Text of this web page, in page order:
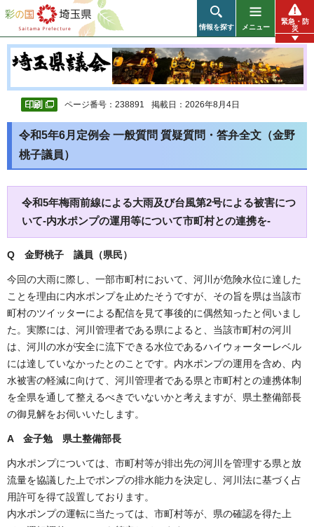
彩の国 埼玉県
情報を探す メニュー
緊急・防
災
ページ番号：238891 掲載日：2026年8月4日
令和5年6月定例会 一般質問 質疑質問・答弁全文（金野
桃子議員）
令和5年梅雨前線による大雨及び台風第2号による被害につ
いて-内水ポンプの運用等について市町村との連携を-
Q 金野桃子 議員（県民）
今回の大雨に際し、一部市町村において、河川が危険水位に達した
ことを理由に内水ポンプを止めたそうですが、その旨を県は当該市
町村のツイッターによる配信を見て事後的に偶然知ったと伺いまし
た。実際には、河川管理者である県によると、当該市町村の河川
は、河川の水が安全に流下できる水位であるハイウォーターレベル
には達していなかったとのことです。内水ポンプの運用を含め、内
水被害の軽減に向けて、河川管理者である県と市町村との連携体制
を全県を通して整えるべきでいないかと考えますが、県土整備部長
の御見解をお伺いいたします。
A 金子勉 県土整備部長
内水ポンプについては、市町村等が排出先の河川を管理する県と放
流量を協議した上でポンプの排水能力を決定し、河川法に基づく占
用許可を得て設置しております。
内水ポンプの運転に当たっては、市町村等が、県の確認を得た上